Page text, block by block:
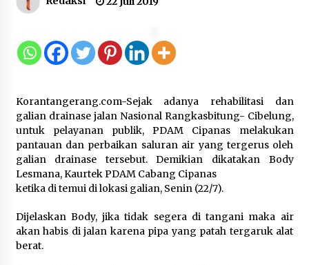
8 Agustus 2026
9 Kopi Botol Terbaik yang Praktis
untuk Menemani Aktivitas
8 Agustus 2026
Kemenpar Turut Perkuat
Pengembangan KEK Samota
Korantangerang.com-Sejak adanya rehabilitasi dan
galian drainase jalan Nasional Rangkasbitung- Cibelung,
untuk pelayanan publik, PDAM Cipanas melakukan
pantauan dan perbaikan saluran air yang tergerus oleh
galian drainase tersebut. Demikian dikatakan Body
Lesmana, Kaurtek PDAM Cabang Cipanas
ketika di temui di lokasi galian, Senin (22/7).
Dijelaskan Body, jika tidak segera di tangani maka air
akan habis di jalan karena pipa yang patah tergaruk alat
berat.